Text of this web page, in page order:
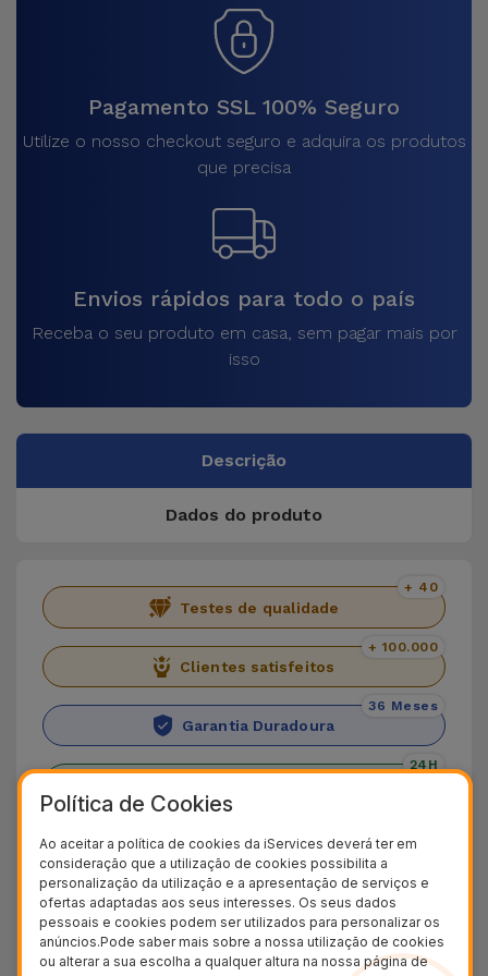
Pagamento SSL 100% Seguro
Utilize o nosso checkout seguro e adquira os produtos
que precisa
Envios rápidos para todo o país
Receba o seu produto em casa, sem pagar mais por
isso
Descrição
Dados do produto
Testes de qualidade
+ 40
Clientes satisfeitos
+ 100.000
Garantia Duradoura
36 Meses
24H
Conheça o iPad Pro 12.9" 2021
Na Loja Online iServices encontra o incríveliPad
Pro 12.9" 2021. Um Tablet da Apple que junta um
design elegante com uma performance de
Política de Cookies
Ao aceitar a política de cookies da iServices deverá ter em
consideração que a utilização de cookies possibilita a
personalização da utilização e a apresentação de serviços e
ofertas adaptadas aos seus interesses. Os seus dados
pessoais e cookies podem ser utilizados para personalizar os
anúncios.Pode saber mais sobre a nossa utilização de cookies
ou alterar a sua escolha a qualquer altura na nossa página de